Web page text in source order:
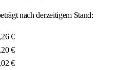
nach derzeitigem Stand:
€
€
€